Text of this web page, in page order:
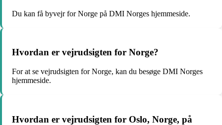
Du kan få byvejr for Norge på DMI Norges hjemmeside.
Hvordan er vejrudsigten for Norge?
For at se vejrudsigten for Norge, kan du besøge DMI Norges
hjemmeside.
Hvordan er vejrudsigten for Oslo, Norge, på